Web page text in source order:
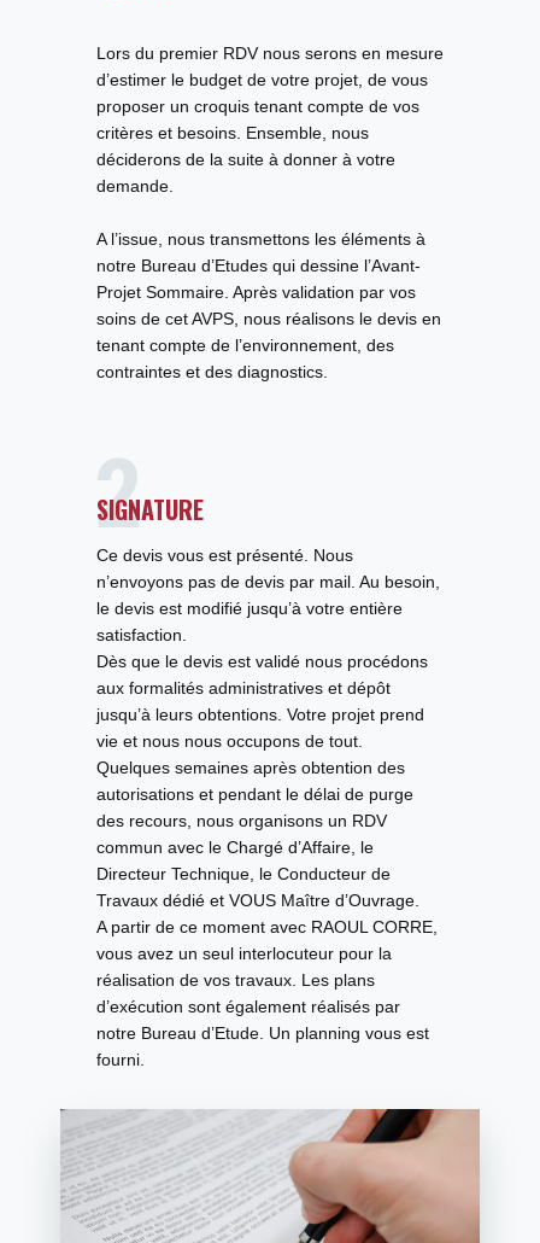
Lors du premier RDV nous serons en mesure
d’estimer le budget de votre projet , de vous
proposer un croquis tenant compte de vos
critères et besoins. Ensemble, nous
déciderons de la suite à donner à votre
demande.
A l’issue, nous transmettons les éléments à
notre Bureau d’Etudes qui dessine l’Avant-
Projet Sommaire . Après validation par vos
soins de cet AVPS, nous réalisons le devis en
tenant compte de l’environnement, des
contraintes et des diagnostics.
SIGNATURE
Ce devis vous est présenté. Nous
n’envoyons pas de devis par mail. Au besoin,
le devis est modifié jusqu’à votre entière
satisfaction.
Dès que le devis est validé nous procédons
aux formalités administratives et dépôt
jusqu’à leurs obtentions . Votre projet prend
vie et nous nous occupons de tout.
Quelques semaines après obtention des
autorisations et pendant le délai de purge
des recours, nous organisons un RDV
commun avec le Chargé d’Affaire, le
Directeur Technique, le Conducteur de
Travaux dédié et VOUS Maître d’Ouvrage
A partir de ce moment avec RAOUL CORRE,
vous avez un seul interlocuteur pour la
réalisation de vos travaux. Les plans
d’exécution sont également réalisés par
notre Bureau d’Etude. Un planning vous est
fourni.